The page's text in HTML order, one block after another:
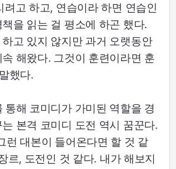
려고 하고, 연습이라 하면 연습인
을 읽는 걸 평소에 하곤 했다.
고 있지 않지만 과거 오랫동안
해왔다. 그것이 훈련이라면 훈
했다.
통해 코미디가 가미된 역할을 경
본격 코미디 도전 역시 꿈꾼다.
런 대본이 들어온다면 할 것 같
르, 도전인 것 같다. 내가 해보지